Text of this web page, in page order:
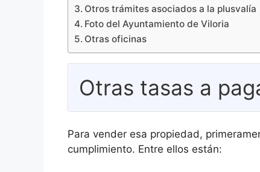
Otros trámites asociados a la plusvalía
Foto del Ayuntamiento de Viloria
Otras oficinas
Otras tasas a
Para vender esa propiedad,
cumplimiento. Entre ellos están: